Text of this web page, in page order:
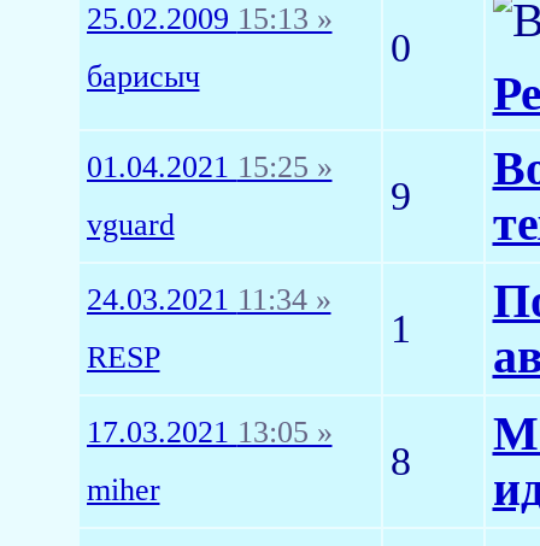
25.02.2009 15:13 »
барисыч
0
01.04.2021 15:25 »
vguard
9
24.03.2021 11:34 »
RESP
1
17.03.2021 13:05 »
miher
8